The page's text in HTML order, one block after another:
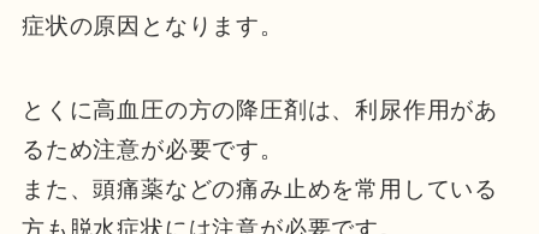
症状の原因となります。
とくに高血圧の方の降圧剤は、利尿作用があ
るため注意が必要です。
また、頭痛薬などの痛み止めを常用している